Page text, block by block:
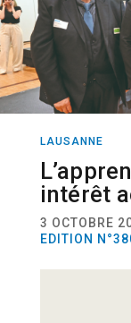
LAUSANNE
intérêt
3 OCTOBRE
EDITION